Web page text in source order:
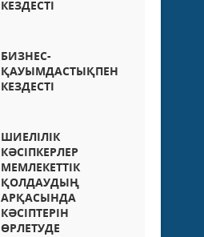
КЕЗДЕСТІ
БИЗНЕС-
ҚАУЫМДАСТЫҚПЕН
КЕЗДЕСТІ
ШИЕЛІЛІК
КӘСІПКЕРЛЕР
МЕМЛЕКЕТТІК
ҚОЛДАУДЫҢ
АРҚАСЫНДА
КӘСІПТЕРІН
ӨРЛЕТУДЕ